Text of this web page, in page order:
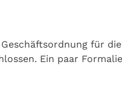
für die
Ein paar